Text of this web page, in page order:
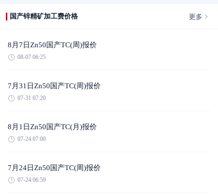
国产锌精矿加工费价格 更多
8月7日Zn50国产TC(周)报价
08-07 06:25
7月31日Zn50国产TC(周)报价
07-31 07:20
8月1日Zn50国产TC(月)报价
07-24 07:00
7月24日Zn50国产TC(周)报价
07-24 06:59